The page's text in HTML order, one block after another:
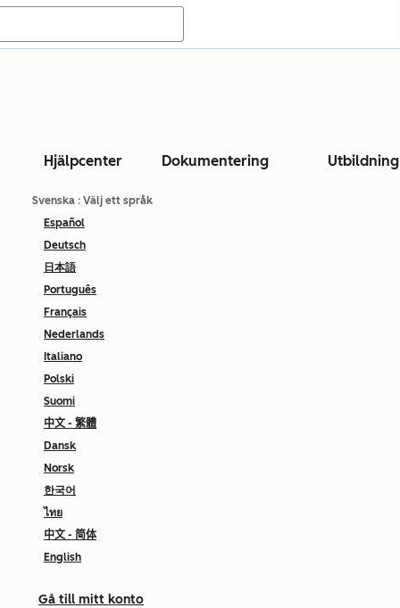
Hjälpcenter Dokumentering Utbildning
Svenska : Välj ett språk
Español
Deutsch
日本語
Português
Français
Nederlands
Italiano
Polski
Suomi
中文 - 繁體
Dansk
Norsk
한국어
ไทย
中文 - 简体
English
Gå till mitt konto